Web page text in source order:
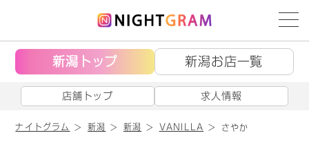
新潟トップ 新潟お店一覧
店舗トップ 求人情報
ナイトグラム 新潟 新潟 VANILLA さやか